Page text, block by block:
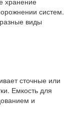
систем.
виды
сточные или
Емкость для
и